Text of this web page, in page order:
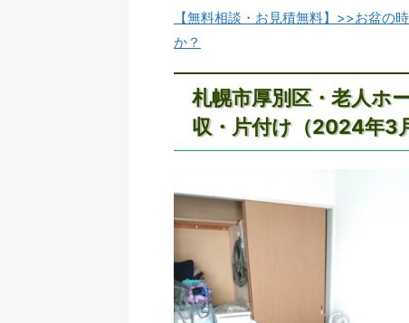
【無料相談・お見積無料】>>お盆の
か？
札幌市厚別区・老人ホ
収・片付け（2024年3